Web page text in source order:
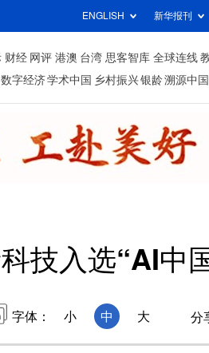
ENGLISH 新华报刊
财经 网评 港澳 台湾 思客智库 全球连线
数字经济学术中国 乡村振兴银龄溯源中国
技入选“AI中
字体： 小 中 大 分